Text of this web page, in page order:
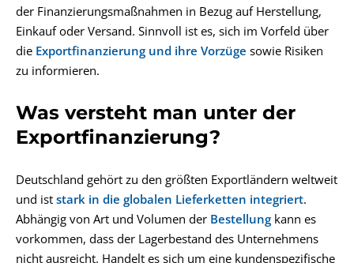
der Finanzierungsmaßnahmen in Bezug auf Herstellung,
Einkauf oder Versand. Sinnvoll ist es, sich im Vorfeld über
die Exportfinanzierung und ihre Vorzüge sowie Risiken
zu informieren.
Was versteht man unter der
Exportfinanzierung?
Deutschland gehört zu den größten Exportländern weltweit
und ist stark in die globalen Lieferketten integriert.
Abhängig von Art und Volumen der Bestellung kann es
vorkommen, dass der Lagerbestand des Unternehmens
nicht ausreicht. Handelt es sich um eine kundenspezifische